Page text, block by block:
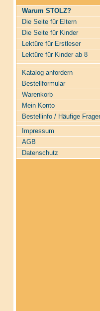
Warum STOLZ?
Die Seite für Eltern
Die Seite für Kinder
Lektüre für Erstleser
Lektüre für Kinder ab 8
Katalog anfordern
Bestellformular
Warenkorb
Mein Konto
Bestellinfo / Häufige
Impressum
AGB
Datenschutz